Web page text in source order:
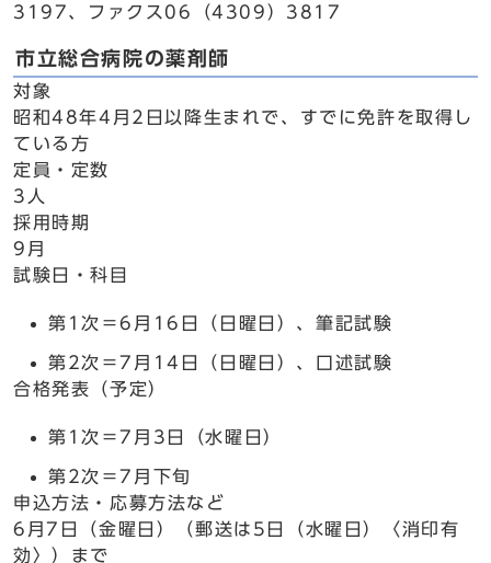
3197、ファクス06（4309）3817
市立総合病院の薬剤師
対象
昭和48年4月2日以降生まれで、すでに免許を取得し
ている方
定員・定数
3人
採用時期
9月
試験日・科目
第1次＝6月16日（日曜日）、筆記試験
第2次＝7月14日（日曜日）、口述試験
合格発表（予定）
第1次＝7月3日（水曜日）
第2次＝7月下旬
申込方法・応募方法など
6月7日（金曜日）（郵送は5日（水曜日）〈消印有
効〉）まで